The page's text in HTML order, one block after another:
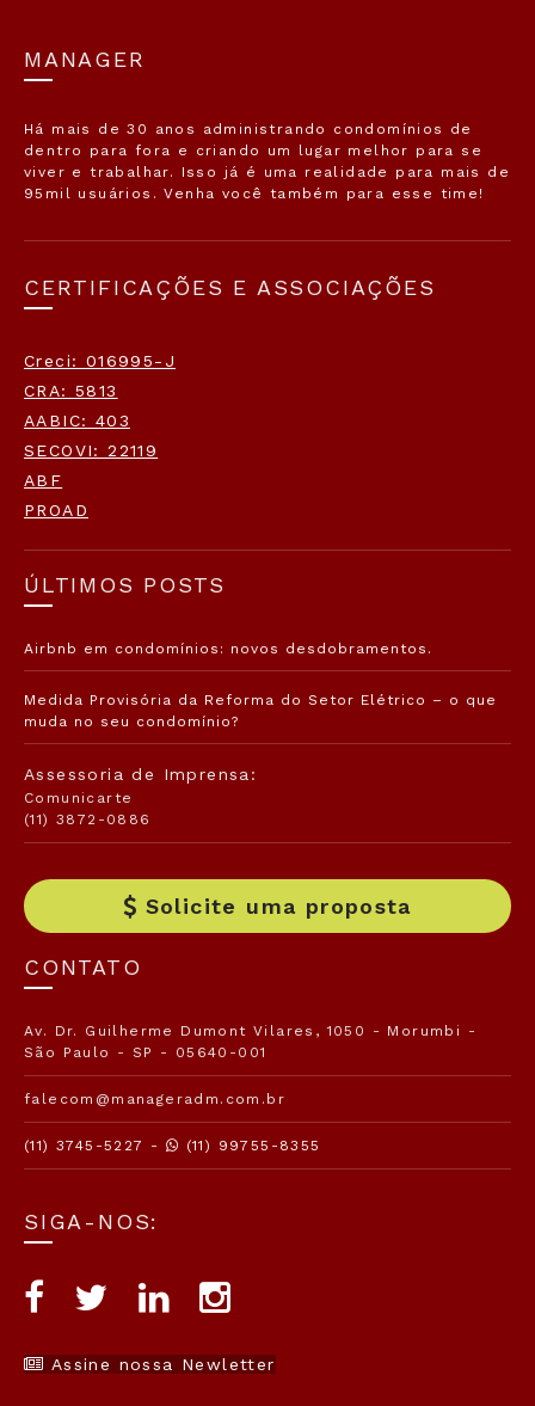
MANAGER
Há mais de 30 anos administrando condomínios de
dentro para fora e criando um lugar melhor para se
viver e trabalhar. Isso já é uma realidade para mais de
95mil usuários. Venha você também para esse time!
CERTIFICAÇÕES E ASSOCIAÇÕES
Creci: 016995-J
CRA: 5813
AABIC: 403
SECOVI: 22119
ABF
PROAD
ÚLTIMOS POSTS
Airbnb em condomínios: novos desdobramentos.
Medida Provisória da Reforma do Setor Elétrico – o que
muda no seu condomínio?
Assessoria de Imprensa:
Comunicarte
(11) 3872-0886
Solicite uma proposta
CONTATO
Av. Dr. Guilherme Dumont Vilares, 1050 - Morumbi -
São Paulo - SP - 05640-001
falecom@manageradm.com.br
(11) 3745-5227 - (11) 99755-8355
SIGA-NOS:
Assine nossa Newletter